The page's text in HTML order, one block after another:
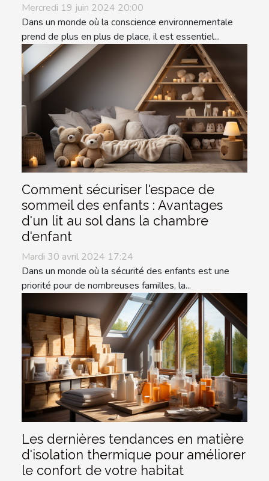
Mercredi 19 juin 2024 20:00
Dans un monde où la conscience environnementale
prend de plus en plus de place, il est essentiel...
Comment sécuriser l'espace de
sommeil des enfants : Avantages
d'un lit au sol dans la chambre
d'enfant
Mardi 30 avril 2024 17:24
Dans un monde où la sécurité des enfants est une
priorité pour de nombreuses familles, la...
Les dernières tendances en matière
d'isolation thermique pour améliorer
le confort de votre habitat